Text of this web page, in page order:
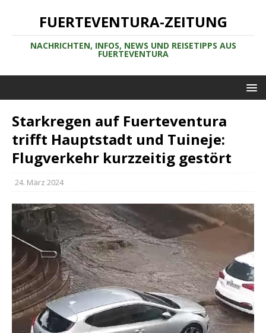
FUERTEVENTURA-ZEITUNG
NACHRICHTEN, INFOS, NEWS UND REISETIPPS AUS
FUERTEVENTURA
Starkregen auf Fuerteventura
trifft Hauptstadt und Tuineje:
Flugverkehr kurzzeitig gestört
24. März 2024